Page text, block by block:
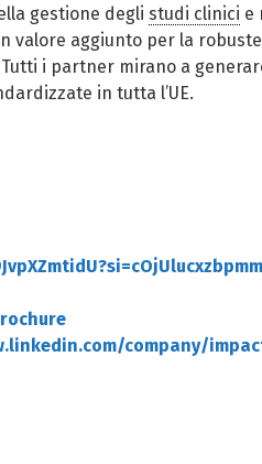
gestione degli studi clinici e
valore aggiunto per la
i partner mirano a
in tutta l’UE.
company/